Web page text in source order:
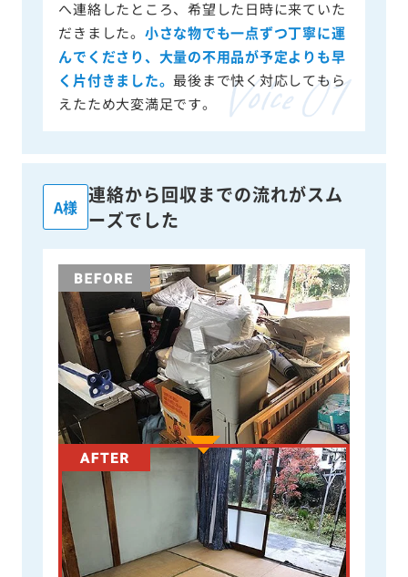
へ連絡したところ、希望した日時に来ていた
だきました。 小さな物でも一点ずつ丁寧に運
んでくださり、大量の不用品が予定よりも早
く片付きました。 最後まで快く対応してもら
えたため大変満足です。
A様
連絡から回収までの流れがスム
ーズでした